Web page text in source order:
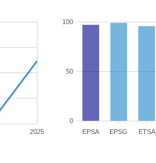
2025 EPSA EPSG ETSA
0
50
100